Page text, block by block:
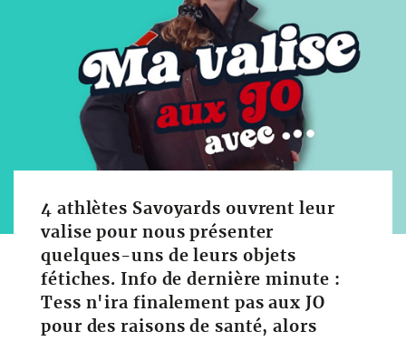
4 athlètes Savoyards ouvrent leur
valise pour nous présenter
quelques-uns de leurs objets
fétiches. Info de dernière minute :
Tess n'ira finalement pas aux JO
pour des raisons de santé, alors